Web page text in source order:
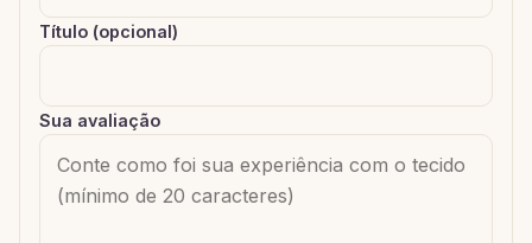
Título (opcional)
Sua avaliação